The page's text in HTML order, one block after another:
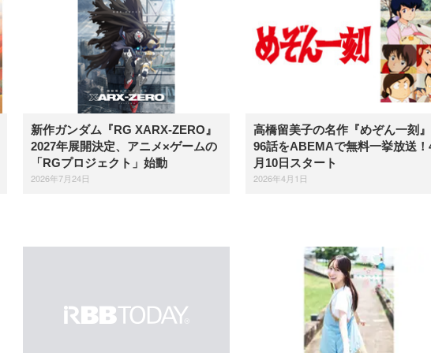
新作ガンダム『RG XARX-ZERO』
2027年展開決定、アニメ×ゲームの
「RGプロジェクト」始動
2026年7月24日
高橋留美子の名作『めぞん一刻
96話をABEMAで無料一挙放送！
月10日スタート
2026年4月1日